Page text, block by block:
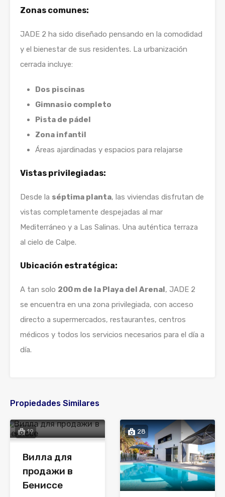
Zonas comunes:
JADE 2 ha sido diseñado pensando en la comodidad
y el bienestar de sus residentes. La urbanización
cerrada incluye:
Dos piscinas
Gimnasio completo
Pista de pádel
Zona infantil
Áreas ajardinadas y espacios para relajarse
Vistas privilegiadas:
Desde la séptima planta, las viviendas disfrutan de
vistas completamente despejadas al mar
Mediterráneo y a Las Salinas. Una auténtica terraza
al cielo de Calpe.
Ubicación estratégica:
A tan solo 200 m de la Playa del Arenal, JADE 2
se encuentra en una zona privilegiada, con acceso
directo a supermercados, restaurantes, centros
médicos y todos los servicios necesarios para el día a
día.
Propiedades Similares
19
Вилла для
продажи в
Бениссе
28